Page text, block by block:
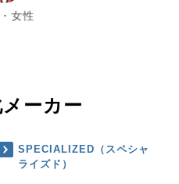
女性
ーカー
SPECIALIZED（スペシャ
ライズド）